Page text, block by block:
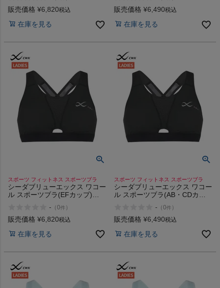
販売価格 ¥6,820税込
在庫を見る
販売価格 ¥6,490税込
在庫を見る
スポーツ フィットネス スポーツブラ
シーダブリューエックス ワコー
ル スポーツブラ(EFカップ)
- （0件 ）
販売価格 ¥6,820税込
在庫を見る
スポーツ フィットネス スポーツブラ
シーダブリューエックス ワコー
ル スポーツブラ(AB・CDカッ
- （0件 ）
販売価格 ¥6,490税込
在庫を見る